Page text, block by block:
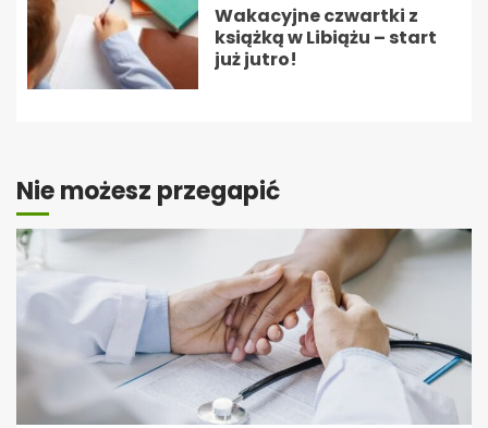
Wakacyjne czwartki z
książką w Libiążu – start
już jutro!
Nie możesz przegapić